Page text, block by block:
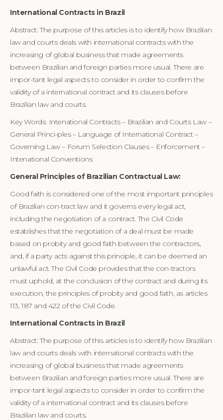
International Contracts in Brazil
Abstract: The purpose of this articles is to identify how Brazilian
law and courts deals with international contracts with the
increasing of global business that made agreements
between Brazilian and foreign parties more usual. There are
impor-tant legal aspects to consider in order to confirm the
validity of a international contract and its clauses before
Brazilian law and courts.
Key Words: Intenational Contracts – Brazilian and Courts Law –
General Princi-ples – Language of International Contract –
Governing Law – Forum Selection Clauses – Enforcement –
Intenational Conventions
General Principles of Brazilian Contractual Law:
Good faith is considered one of the most important principles
of Brazilian con-tract law and it governs every legal act,
including the negotiation of a contract. The Civil Code
establishes that the negotiation of a deal must be made
based on probity and good faith between the contractors,
and, if a party acts against this principle, it can be deemed an
unlawful act. The Civil Code provides that the con-tractors
must uphold, at the conclusion of the contract and during its
execution, the principles of probity and good faith, as articles
113, 187 and 422 of the Civil Code.
International Contracts in Brazil
Abstract: The purpose of this articles is to identify how Brazilian
law and courts deals with international contracts with the
increasing of global business that made agreements
between Brazilian and foreign parties more usual. There are
impor-tant legal aspects to consider in order to confirm the
validity of a international contract and its clauses before
Brazilian law and courts.